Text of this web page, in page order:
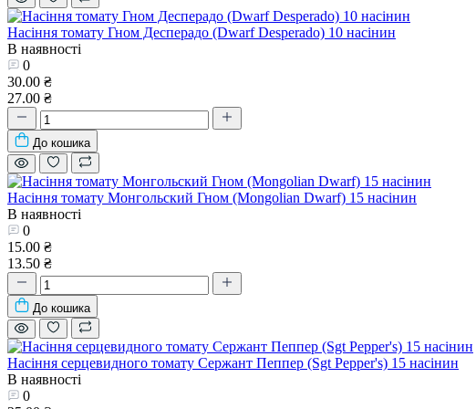
Насіння томату Гном Десперадо (Dwarf Desperado) 10 насінин
В наявності
0
30.00 ₴
27.00 ₴
До кошика
Насіння томату Монгольский Гном (Mongolian Dwarf) 15 насінин
В наявності
0
15.00 ₴
13.50 ₴
До кошика
Насіння серцевидного томату Сержант Пеппер (Sgt Pepper's) 15 насінин
В наявності
0